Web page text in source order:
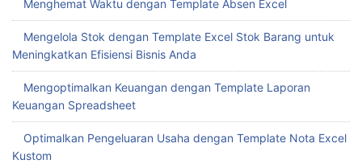
Menghemat Waktu dengan Template Absen Excel
Mengelola Stok dengan Template Excel Stok Barang untuk
Meningkatkan Efisiensi Bisnis Anda
Mengoptimalkan Keuangan dengan Template Laporan
Keuangan Spreadsheet
Optimalkan Pengeluaran Usaha dengan Template Nota Excel
Kustom